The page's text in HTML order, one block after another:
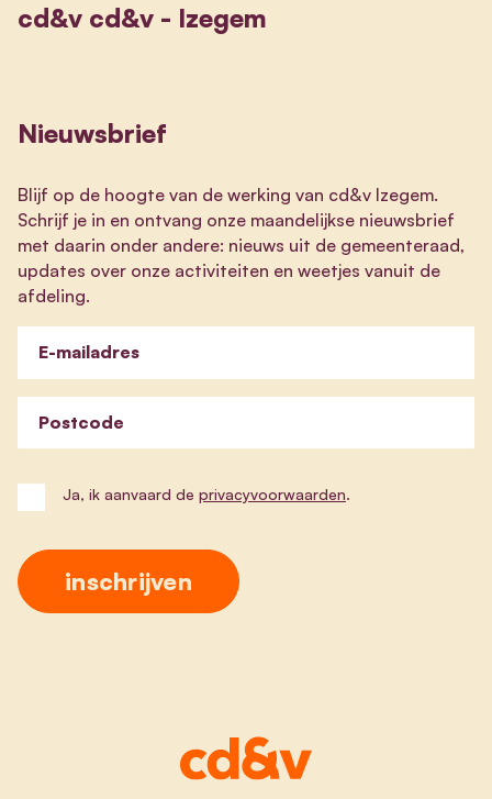
cd&v cd&v - Izegem
Nieuwsbrief
Blijf op de hoogte van de werking van cd&v Izegem.
Schrijf je in en ontvang onze maandelijkse nieuwsbrief
met daarin onder andere: nieuws uit de gemeenteraad,
updates over onze activiteiten en weetjes vanuit de
afdeling.
E-mailadres
Postcode
Ja, ik aanvaard de privacyvoorwaarden.